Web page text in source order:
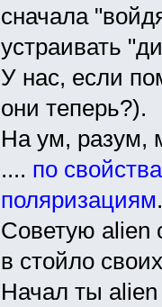
сначала
устраивать
У нас, если
они теперь?).
На ум, разум,
.... по
поляризациям.
Советую alien
в стойло
Начал ты alien